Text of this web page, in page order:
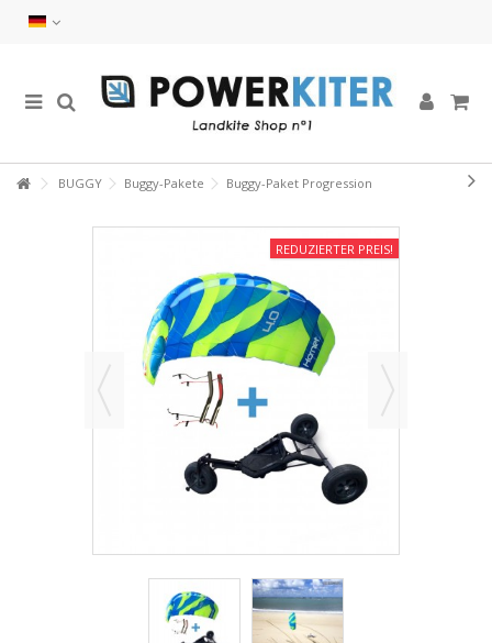
BUGGY Buggy-Pakete Buggy-Paket Progression
REDUZIERTER PREIS!